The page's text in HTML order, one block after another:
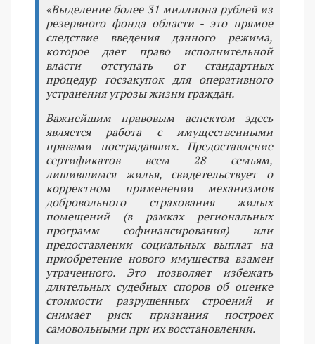
«Выделение более 31 миллиона рублей из
резервного фонда области - это прямое
следствие введения данного режима,
которое дает право исполнительной
власти отступать от стандартных
процедур госзакупок для оперативного
устранения угрозы жизни граждан.
Важнейшим правовым аспектом здесь
является работа с имущественными
правами пострадавших. Предоставление
сертификатов всем 28 семьям,
лишившимся жилья, свидетельствует о
корректном применении механизмов
добровольного страхования жилых
помещений (в рамках региональных
программ софинансирования) или
предоставлении социальных выплат на
приобретение нового имущества взамен
утраченного. Это позволяет избежать
длительных судебных споров об оценке
стоимости разрушенных строений и
снимает риск признания построек
самовольными при их восстановлении.